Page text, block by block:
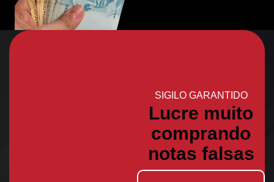
SIGILO GARANTIDO
Lucre muito
comprando
notas falsas